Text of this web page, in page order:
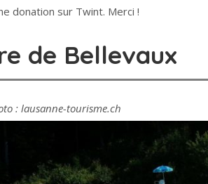
donation sur Twint. Merci !
de Bellevaux
: lausanne-tourisme.ch